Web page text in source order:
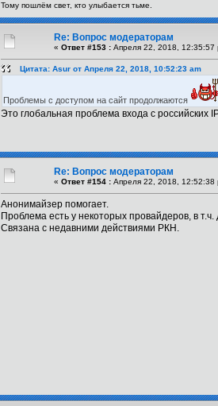
Тому пошлём свет, кто улыбается тьме.
Re: Вопрос модераторам
« Ответ #153 : Апреля 22, 2018, 12:35:57
Цитата: Asur от Апреля 22, 2018, 10:52:23 am
Проблемы с доступом на сайт продолжаются
Это глобальная проблема входа с российских
Re: Вопрос модераторам
« Ответ #154 : Апреля 22, 2018, 12:52:38
Анонимайзер помогает.
Проблема есть у некоторых провайдеров, в
Связана с недавними действиями РКН.